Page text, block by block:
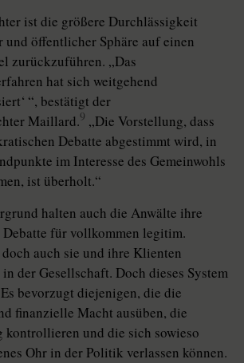
ist die größere Durchlässigkeit
öffentlicher Sphäre auf einen
zurückzuführen. „Das
hat sich weitgehend
“, bestätigt der
Maillard.9 „Die Vorstellung, dass
Debatte abgestimmt wird, in
im Interesse des Gemeinwohls
ist überholt.“
halten auch die Anwälte ihre
Debatte für vollkommen legitim.
auch sie und ihre Klienten
der Gesellschaft. Doch dieses System
bevorzugt diejenigen, die die
finanzielle Macht ausüben, die
und die sich sowieso
Ohr in der Politik verlassen können.